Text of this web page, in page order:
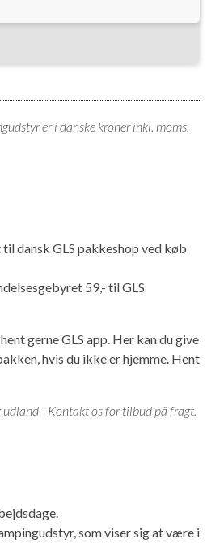
er i danske kroner inkl. moms.
dansk GLS pakkeshop ved køb
59,- til GLS
gerne GLS app. Her kan du give
hvis du ikke er hjemme. Hent
udland - Kontakt os for tilbud på fragt.
som viser sig at være i